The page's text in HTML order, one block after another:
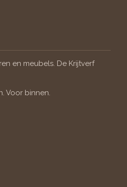
en meubels. De Krijtverf
Voor binnen.